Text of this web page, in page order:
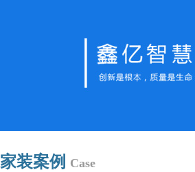
家装案例 Case